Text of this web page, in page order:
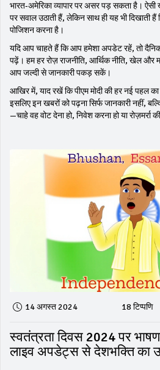
भारत‑अमेरिका व्यापार पर असर पड़ सकता है। ऐसी
पर सवाल उठाती हैं, लेकिन साथ ही यह भी दिखाती
पोजिशन करना है।
यदि आप चाहते हैं कि आप हमेशा अपडेट रहें, तो
पढ़ें। हम हर रोज़ राजनीति, आर्थिक नीति, खेल और
आप जल्दी से जानकारी पकड़ सकें।
आखिर में, याद रखें कि पीएम मोदी की हर नई पहल
इसलिए इन खबरों को पढ़ना सिर्फ जानकारी नहीं,
—चाहे वह वोट देना हो, निवेश करना हो या रोज़मर्रा
14 अगस्त 2024 18 टिप्पणि
स्वतंत्रता दिवस 2024 पर
लाइव अपडेट्स से देशभक्ति का